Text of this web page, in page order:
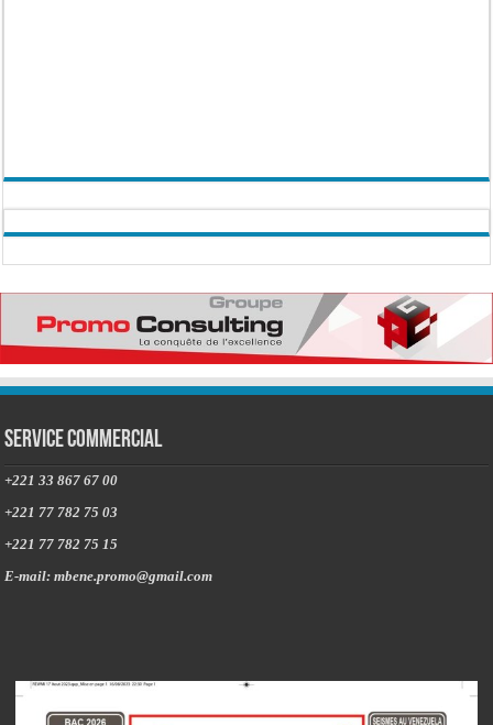
Service commercial
+221 33 867 67 00
+221 77 782 75 03
+221 77 782 75 15
E-mail: mbene.promo@gmail.com